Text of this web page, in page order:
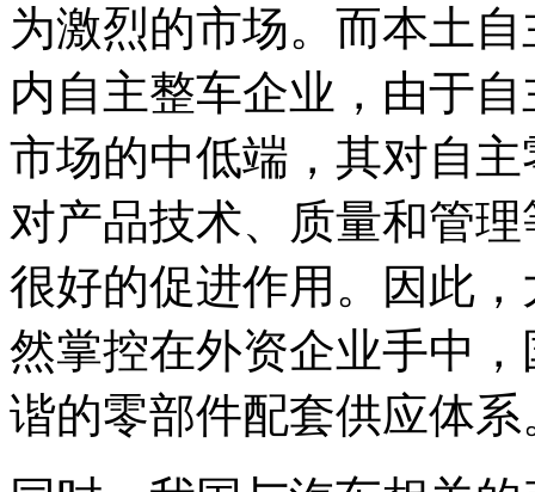
为激烈的市场。而本土
内自主整车企业，由于
市场的中低端，其对自
对产品技术、质量和管
很好的促进作用。因此
然掌控在外资企业手中
谐的零部件配套供应体系